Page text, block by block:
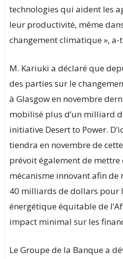
technologies qui aident les
leur productivité, même
changement climatique », a-
M. Kariuki a déclaré que
des parties sur le
à Glasgow en novembre
mobilisé plus d’un milliard
initiative Desert to Power.
tiendra en novembre de
prévoit également de mettre
mécanisme innovant afin
40 milliards de dollars pour
énergétique équitable de
impact minimal sur les
Le Groupe de la Banque a